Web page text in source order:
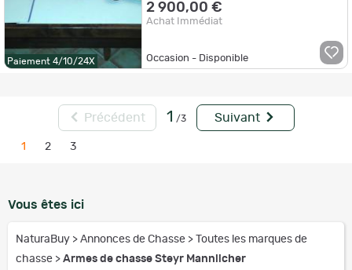
Paiement 4/10/24X
2 900,00 €
Achat Immédiat
Occasion - Disponible
Précédent 1 /3 Suivant
1 2 3
Vous êtes ici
NaturaBuy > Annonces de Chasse >
Toutes les marques de
chasse > Armes de chasse Steyr Mannlicher